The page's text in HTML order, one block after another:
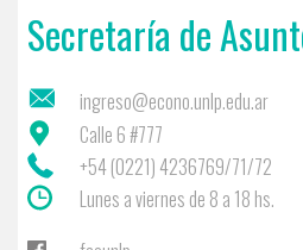
Secretaría de
ingreso@econo.unlp.edu.ar
Calle 6 #777
+54 (0221) 4236769/71/72
Lunes a viernes de 8 a 18 hs.